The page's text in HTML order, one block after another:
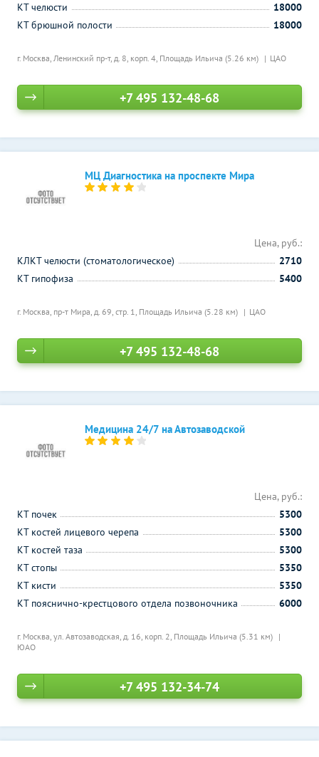
г. Москва, Ленинский пр-т, д. 8, корп. 4, Площадь Ильича (5.26 км) ЦАО
КТ челюсти
18000
КТ брюшной полости
18000
+7 495 132-48-68
МЦ Диагностика на проспекте Мира
г. Москва, пр-т Мира, д. 69, стр. 1, Площадь Ильича (5.28 км) ЦАО
Цена, руб.:
КЛКТ челюсти (стоматологическое)
2710
КТ гипофиза
5400
+7 495 132-48-68
Медицина 24/7 на Автозаводской
г. Москва, ул. Автозаводская, д. 16, корп. 2, Площадь Ильича (5.31 км)
ЮАО
Цена, руб.:
КТ почек
5300
КТ костей лицевого черепа
5300
КТ костей таза
5300
КТ стопы
5350
КТ кисти
5350
КТ пояснично-крестцового отдела позвоночника
6000
+7 495 132-34-74